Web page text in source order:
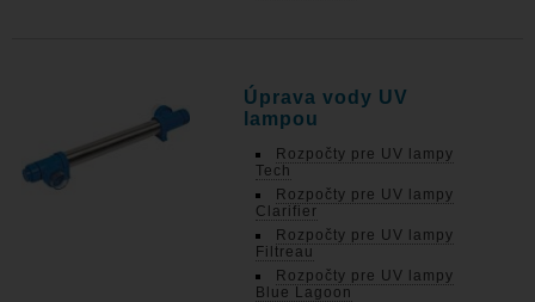
Úprava vody UV
lampou
Rozpočty pre UV lampy
Tech
Rozpočty pre UV lampy
Clarifier
Rozpočty pre UV lampy
Filtreau
Rozpočty pre UV lampy
Blue Lagoon